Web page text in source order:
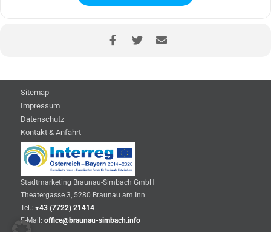
Sitemap
Impressum
Datenschutz
Kontakt & Anfahrt
Stadtmarketing Braunau-Simbach GmbH
Theatergasse 3, 5280 Braunau am Inn
Tel.: +43 (7722) 21414
E-Mail: office@braunau-simbach.info